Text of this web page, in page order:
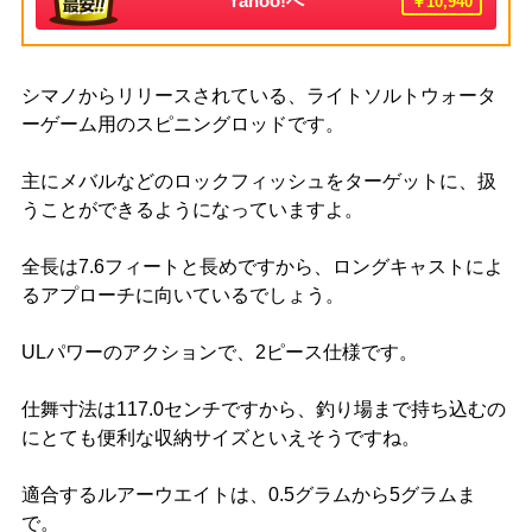
シマノからリリースされている、ライトソルトウォータ
ーゲーム用のスピニングロッドです。
主にメバルなどのロックフィッシュをターゲットに、扱
うことができるようになっていますよ。
全長は7.6フィートと長めですから、ロングキャストによ
るアプローチに向いているでしょう。
ULパワーのアクションで、2ピース仕様です。
仕舞寸法は117.0センチですから、釣り場まで持ち込むの
にとても便利な収納サイズといえそうですね。
適合するルアーウエイトは、0.5グラムから5グラムま
で。